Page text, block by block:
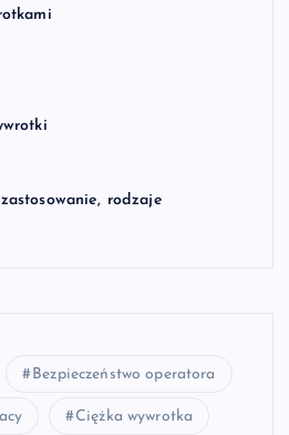
rodzaje
Bezpieczeństwo operatora
Ciężka wywrotka